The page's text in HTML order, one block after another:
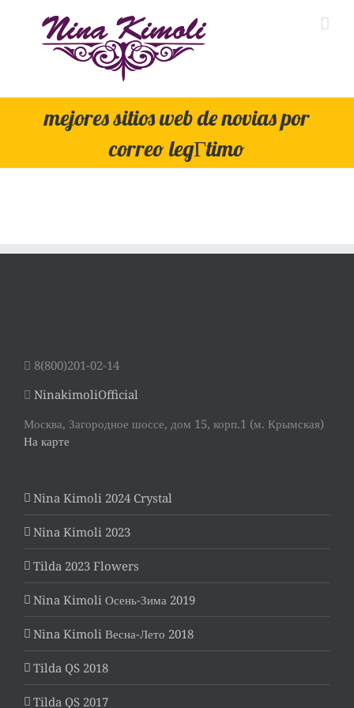
mejores sitios web de novias por
correo legГ­timo
8(800)201-02-14
NinakimoliOfficial
Москва, Загородное шоссе, дом 15, корп.1 (м. Крымская)
На карте
Nina Kimoli 2024 Crystal
Nina Kimoli 2023
Tilda 2023 Flowers
Nina Kimoli Осень-Зима 2019
Nina Kimoli Весна-Лето 2018
Tilda QS 2018
Tilda QS 2017